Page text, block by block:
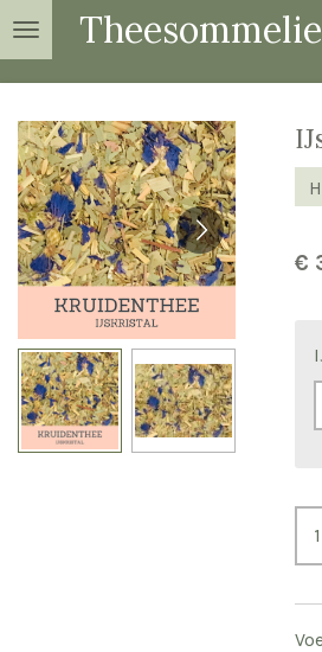
Ga
direct
de
hoofdinhoud
€